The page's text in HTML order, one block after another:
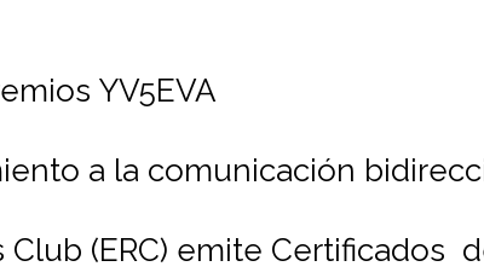
YV5EVA
a la comunicación
Club (ERC) emite Certificados